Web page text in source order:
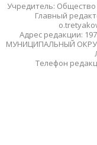
Учредитель:
Главный
Адрес редакции:
МУНИЦИПАЛЬНЫЙ
Телефон